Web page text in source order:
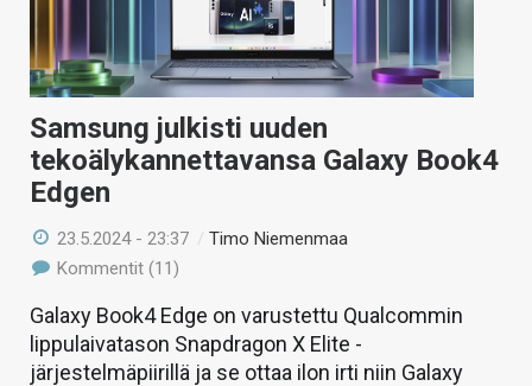
Samsung julkisti uuden
tekoälykannettavansa Galaxy Book4
Edgen
23.5.2024 - 23:37 /Timo Niemenmaa
Kommentit (11)
Galaxy Book4 Edge on varustettu Qualcommin
lippulaivatason Snapdragon X Elite -
järjestelmäpiirillä ja se ottaa ilon irti niin Galaxy